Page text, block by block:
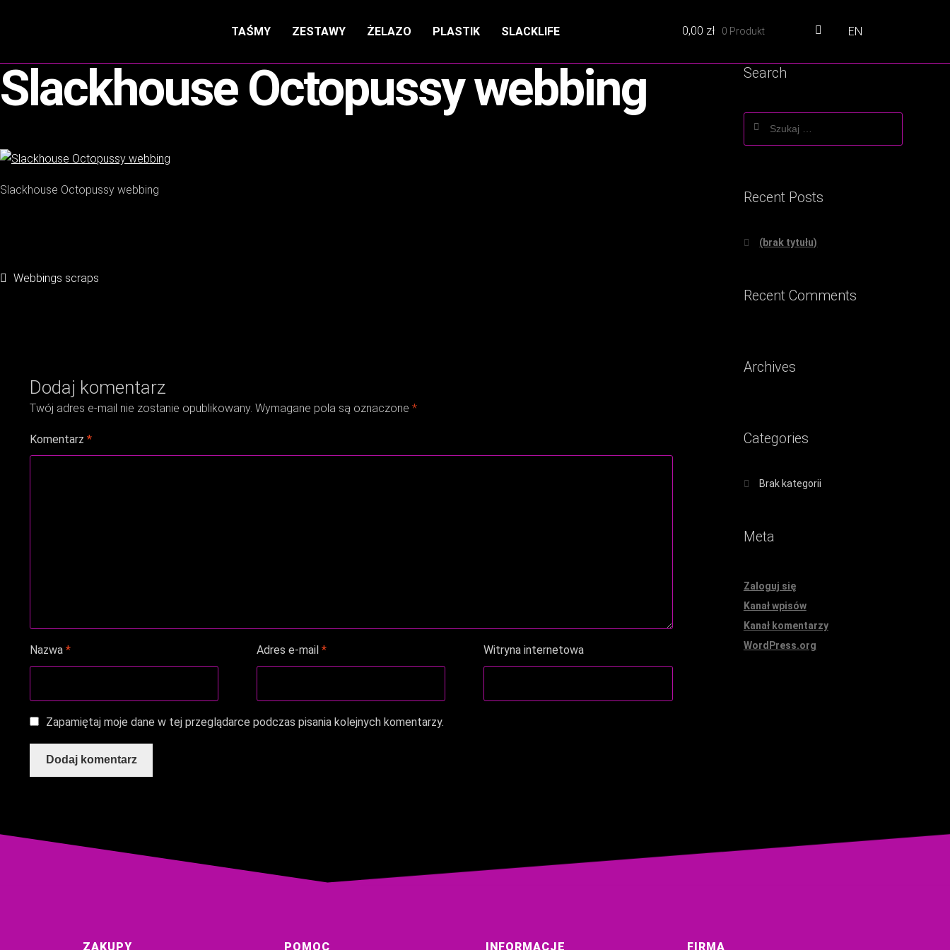
0,00 zł 0 Produkt EN
TAŚMY ZESTAWY ŻELAZO PLASTIK SLACKLIFE
Slackhouse Octopussy webbing
Slackhouse Octopussy webbing
Nawigacja
Poprzedni
Webbings scraps
Dodaj komentarz
Twój adres e-mail nie zostanie opublikowany. Wymagane pola są oznaczone *
Komentarz *
Nazwa * Adres e-mail * Witryna internetowa
Zapamiętaj moje dane w tej przeglądarce podczas pisania kolejnych komentarzy.
Search
Szukaj:
Recent Posts
(brak tytułu)
Recent Comments
Archives
Categories
Brak kategorii
Meta
Zaloguj się
Kanał wpisów
Kanał komentarzy
WordPress.org
ZAKUPY POMOC INFORMACJE FIRMA